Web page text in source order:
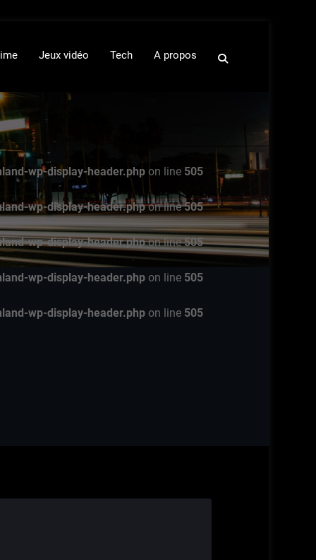
Jeux vidéo Tech A propos
wp-display-header.php on line 505
wp-display-header.phpon line505
wp-display-header.phpon line505
wp-display-header.php on line 505
wp-display-header.php on line 505